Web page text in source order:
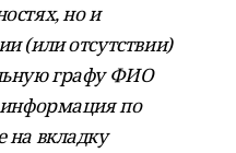
но и
(или отсутствии)
графу ФИО
информация по
на вкладку